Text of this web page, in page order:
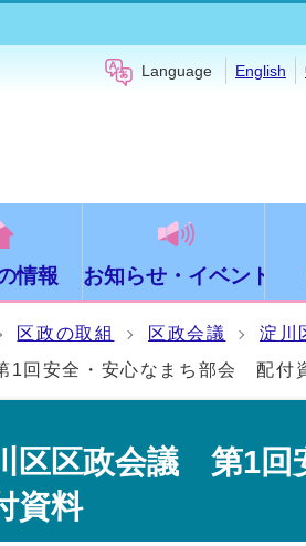
Language English
情報 お知らせ・イベント
区政の取組 区政会議
淀川
回安全・安心なまち部会 配付
区区政会議 第1回
資料